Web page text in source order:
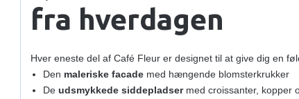
fra hverdagen
Hver eneste del af Café Fleur er designet til at give dig en
Den maleriske facademed hængende blomsterkrukker
De udsmykkede siddepladsermed croissanter, kopper